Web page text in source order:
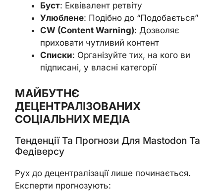
Буст: Еквівалент ретвіту
Улюблене: Подібно до “Подобається”
CW (Content Warning): Дозволяє
приховати чутливий контент
Списки: Організуйте тих, на кого ви
підписані, у власні категорії
МАЙБУТНЄ
ДЕЦЕНТРАЛІЗОВАНИХ
СОЦІАЛЬНИХ МЕДІА
Тенденції Та Прогнози Для Mastodon Та
Федіверсу
Рух до децентралізації лише починається.
Експерти прогнозують: